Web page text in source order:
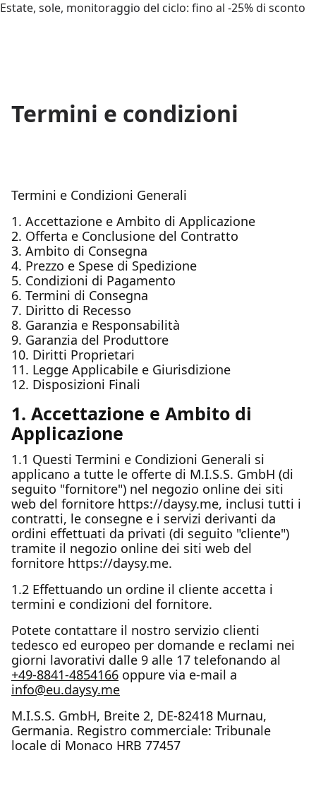
Estate, sole, monitoraggio del ciclo: fino al -25% di sconto
Termini e condizioni
Termini e Condizioni Generali
1. Accettazione e Ambito di Applicazione
2. Offerta e Conclusione del Contratto
3. Ambito di Consegna
4. Prezzo e Spese di Spedizione
5. Condizioni di Pagamento
6. Termini di Consegna
7. Diritto di Recesso
8. Garanzia e Responsabilità
9. Garanzia del Produttore
10. Diritti Proprietari
11. Legge Applicabile e Giurisdizione
12. Disposizioni Finali
1. Accettazione e Ambito di
Applicazione
1.1 Questi Termini e Condizioni Generali si
applicano a tutte le offerte di M.I.S.S. GmbH (di
seguito "fornitore") nel negozio online dei siti
web del fornitore https://daysy.me, inclusi tutti i
contratti, le consegne e i servizi derivanti da
ordini effettuati da privati (di seguito "cliente")
tramite il negozio online dei siti web del
fornitore https://daysy.me.
1.2 Effettuando un ordine il cliente accetta i
termini e condizioni del fornitore.
Potete contattare il nostro servizio clienti
tedesco ed europeo per domande e reclami nei
giorni lavorativi dalle 9 alle 17 telefonando al
+49-8841-4854166 oppure via e-mail a
info@eu.daysy.me
M.I.S.S. GmbH, Breite 2, DE-82418 Murnau,
Germania. Registro commerciale: Tribunale
locale di Monaco HRB 77457